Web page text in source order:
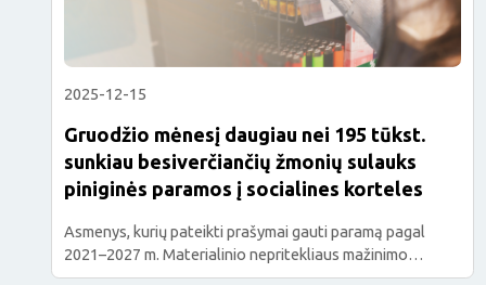
2025-12-15
Gruodžio mėnesį daugiau nei 195 tūkst.
sunkiau besiverčiančių žmonių sulauks
piniginės paramos į socialines korteles
Asmenys, kurių pateikti prašymai gauti paramą pagal
2021–2027 m. Materialinio nepritekliaus mažinimo
programą, finansuojamą Europos socialinio fondo plius